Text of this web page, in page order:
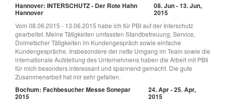
Hannover: INTERSCHUTZ - Der Rote Hahn
Hannover
08. Jun - 13. Jun,
2015
Vom 08.06.2015 - 13.06.2015 habe ich für PBI auf der Interschutz
gearbeitet. Meine Tätigkeiten umfassten Standbetreuung, Service,
Dolmetscher Tätigkeiten im Kundengespräch sowie einfache
Kundengespräche. Insbesondere der nette Umgang im Team sowie die
internationale Aufstellung des Unternehmens haben die Arbeit mit PBIi
für mich besonders interessant und spannend gemacht. Die gute
Zusammenarbeit hat mir sehr gefallen.
Bochum: Fachbesucher Messe Sonepar
2015
24. Apr - 25. Apr,
2015